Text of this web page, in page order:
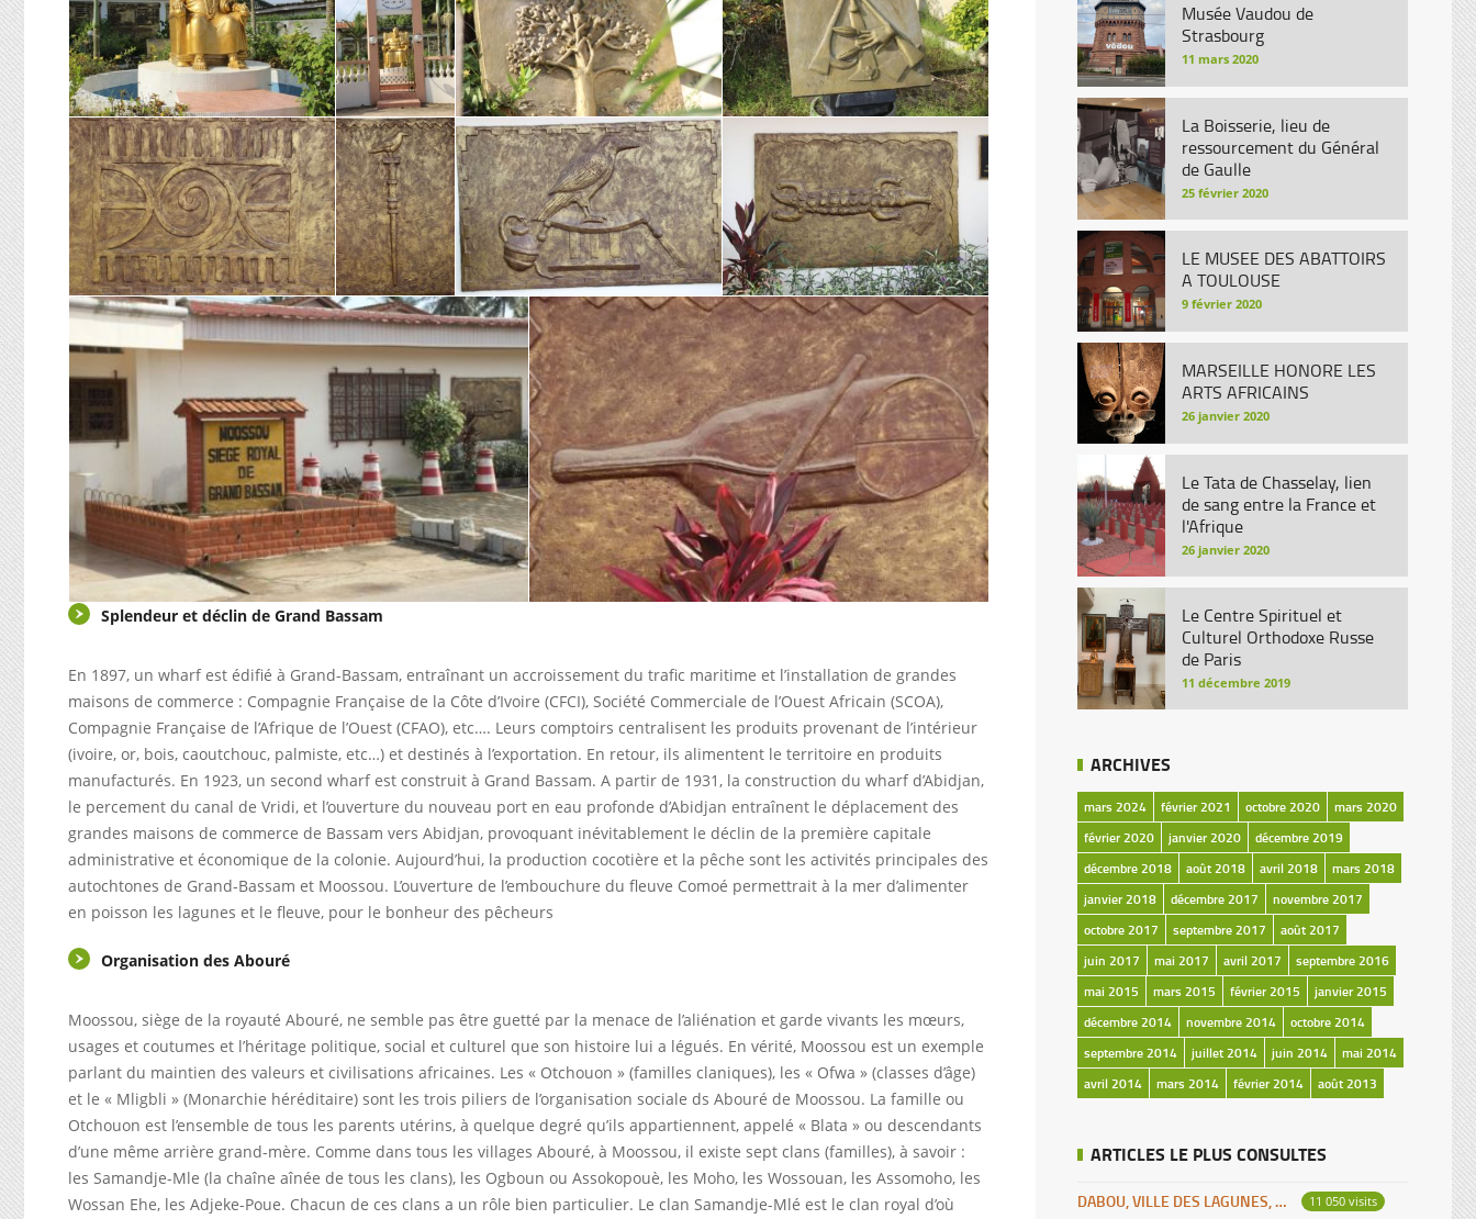
Splendeur et déclin de Grand Bassam
En 1897, un wharf est édifié à Grand-Bassam, entraînant un accroissement du trafic maritime et l’installation de grandes
maisons de commerce : Compagnie Française de la Côte d’Ivoire (CFCI), Société Commerciale de l’Ouest Africain (SCOA),
Compagnie Française de l’Afrique de l’Ouest (CFAO), etc…. Leurs comptoirs centralisent les produits provenant de l’intérieur
(ivoire, or, bois, caoutchouc, palmiste, etc…) et destinés à l’exportation. En retour, ils alimentent le territoire en produits
manufacturés. En 1923, un second wharf est construit à Grand Bassam. A partir de 1931, la construction du wharf d’Abidjan,
le percement du canal de Vridi, et l’ouverture du nouveau port en eau profonde d’Abidjan entraînent le déplacement des
grandes maisons de commerce de Bassam vers Abidjan, provoquant inévitablement le déclin de la première capitale
administrative et économique de la colonie. Aujourd’hui, la production cocotière et la pêche sont les activités principales des
autochtones de Grand-Bassam et Moossou. L’ouverture de l’embouchure du fleuve Comoé permettrait à la mer d’alimenter
en poisson les lagunes et le fleuve, pour le bonheur des pêcheurs
Organisation des Abouré
Moossou, siège de la royauté Abouré, ne semble pas être guetté par la menace de l’aliénation et garde vivants les mœurs,
usages et coutumes et l’héritage politique, social et culturel que son histoire lui a légués. En vérité, Moossou est un exemple
parlant du maintien des valeurs et civilisations africaines. Les « Otchouon » (familles claniques), les « Ofwa » (classes d’âge)
et le « Mligbli » (Monarchie héréditaire) sont les trois piliers de l’organisation sociale ds Abouré de Moossou. La famille ou
Otchouon est l’ensemble de tous les parents utérins, à quelque degré qu’ils appartiennent, appelé « Blata » ou descendants
d’une même arrière grand-mère. Comme dans tous les villages Abouré, à Moossou, il existe sept clans (familles), à savoir :
les Samandje-Mle (la chaîne aînée de tous les clans), les Ogboun ou Assokopouè, les Moho, les Wossouan, les Assomoho, les
Wossan Ehe, les Adjeke-Poue. Chacun de ces clans a un rôle bien particulier. Le clan Samandje-Mlé est le clan royal d’où
Musée Vaudou de
Strasbourg
11 mars 2020
La Boisserie, lieu de
ressourcement du Général
de Gaulle
25 février 2020
LE MUSEE DES ABATTOIRS
A TOULOUSE
9 février 2020
MARSEILLE HONORE LES
ARTS AFRICAINS
26 janvier 2020
Le Tata de Chasselay, lien
de sang entre la France et
l'Afrique
26 janvier 2020
Le Centre Spirituel et
Culturel Orthodoxe Russe
de Paris
11 décembre 2019
ARCHIVES
mars 2024 février 2021 octobre 2020
mars 2020
février 2020
janvier 2020
décembre 2019
décembre 2018
août 2018 avril 2018
mars 2018
janvier 2018
décembre 2017
novembre 2017
octobre 2017
septembre 2017
août 2017
juin 2017
mai 2017 avril 2017
septembre 2016
mai 2015
mars 2015 février 2015
janvier 2015
décembre 2014
novembre 2014
octobre 2014
septembre 2014
juillet 2014 juin 2014
mai 2014
avril 2014
mars 2014 février 2014 août 2013
ARTICLES LE PLUS CONSULTES
DABOU, VILLE DES LAGUNES, CAPITALE DES ADJOUKROU 11 050 visits